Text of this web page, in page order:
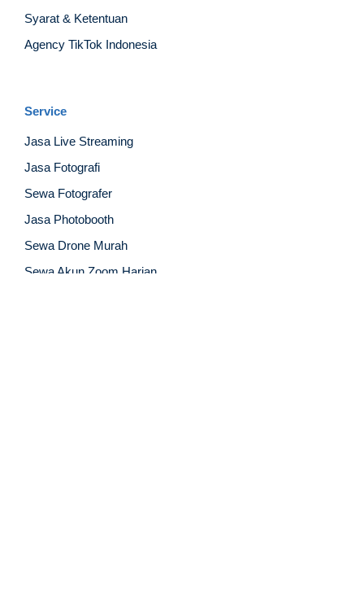
Syarat & Ketentuan
Agency TikTok Indonesia
Service
Jasa Live Streaming
Jasa Fotografi
Sewa Fotografer
Jasa Photobooth
Sewa Drone Murah
Sewa Akun Zoom Harian